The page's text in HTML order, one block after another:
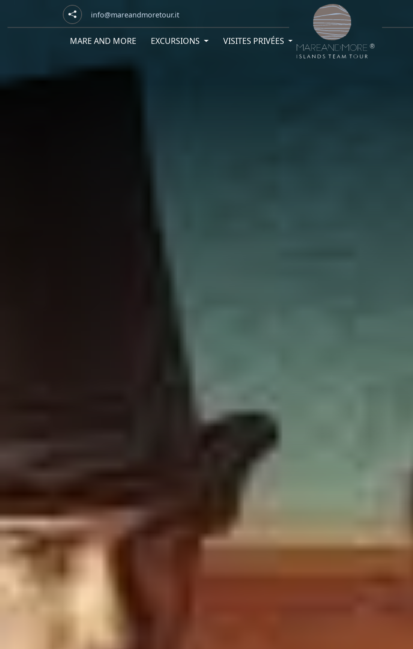
info@mareandmoretour.it
MARE AND MORE EXCURSIONS VISITES PRIVÉES